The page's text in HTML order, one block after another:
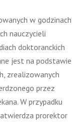
w godzinach
nauczycieli
doktoranckich
jest na podstawie
zrealizowanych
przez
W przypadku
prorektor